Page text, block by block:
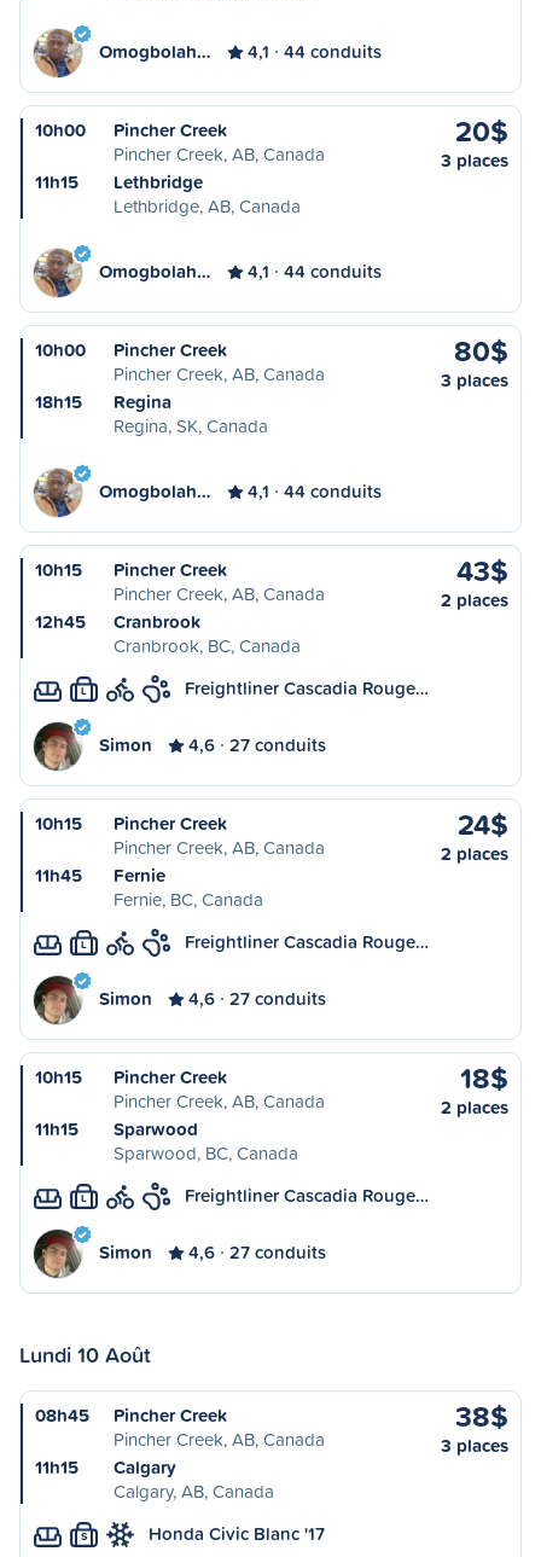
Omogbolah… 4,1 44 conduits
10h00
Pincher Creek
Pincher Creek, AB, Canada
11h15
Lethbridge
Lethbridge, AB, Canada
20$
3 places
Omogbolah… 4,1 44 conduits
10h00
Pincher Creek
Pincher Creek, AB, Canada
18h15
Regina
Regina, SK, Canada
80$
3 places
Omogbolah… 4,1 44 conduits
10h15
Pincher Creek
Pincher Creek, AB, Canada
12h45
Cranbrook
Cranbrook, BC, Canada
43$
2 places
L Freightliner Cascadia Rouge…
Simon 4,6 27 conduits
10h15
Pincher Creek
Pincher Creek, AB, Canada
11h45
Fernie
Fernie, BC, Canada
24$
2 places
L Freightliner Cascadia Rouge…
Simon 4,6 27 conduits
10h15
Pincher Creek
Pincher Creek, AB, Canada
11h15
Sparwood
Sparwood, BC, Canada
18$
2 places
L Freightliner Cascadia Rouge…
Simon 4,6 27 conduits
Lundi 10 Août
08h45
Pincher Creek
Pincher Creek, AB, Canada
11h15
Calgary
Calgary, AB, Canada
38$
3 places
S Honda Civic Blanc '17